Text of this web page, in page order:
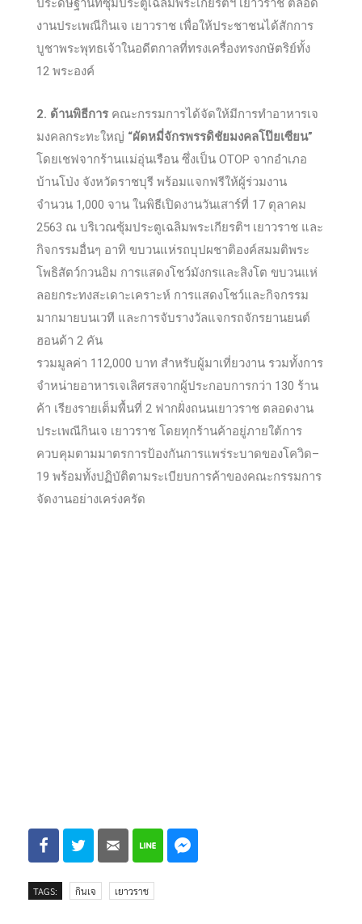
ประดิษฐานที่ซุ้มประตูเฉลิมพระเกียรติฯ เยาวราช ตลอด
งานประเพณีกินเจ เยาวราช เพื่อให้ประชาชนได้สักการ
บูชาพระพุทธเจ้าในอดีตกาลที่ทรงเครื่องทรงกษัตริย์ทั้ง
12 พระองค์
2. ด้านพิธีการคณะกรรมการได้จัดให้มีการทำอาหารเจ
มงคลกระทะใหญ่ “ผัดหมี่จักรพรรดิชัยมงคลโป๊ยเซียน”
โดยเชฟจากร้านแม่อุ่นเรือน ซึ่งเป็น OTOP จากอำเภอ
บ้านโป่ง จังหวัดราชบุรี พร้อมแจกฟรีให้ผู้ร่วมงาน
จำนวน 1,000 จาน ในพิธีเปิดงานวันเสาร์ที่ 17 ตุลาคม
2563 ณ บริเวณซุ้มประตูเฉลิมพระเกียรติฯ เยาวราช และ
กิจกรรมอื่นๆ อาทิ ขบวนแห่รถบุปผชาติองค์สมมติพระ
โพธิสัตว์กวนอิม การแสดงโชว์มังกรและสิงโต ขบวนแห่
ลอยกระทงสะเดาะเคราะห์ การแสดงโชว์และกิจกรรม
มากมายบนเวที และการจับรางวัลแจกรถจักรยานยนต์
ฮอนด้า 2 คัน
รวมมูลค่า 112,000 บาท สำหรับผู้มาเที่ยวงาน รวมทั้งการ
จำหน่ายอาหารเจเลิศรสจากผู้ประกอบการกว่า 130 ร้าน
ค้า เรียงรายเต็มพื้นที่ 2 ฟากฝั่งถนนเยาวราช ตลอดงาน
ประเพณีกินเจ เยาวราช โดยทุกร้านค้าอยู่ภายใต้การ
ควบคุมตามมาตรการป้องกันการแพร่ระบาดของโควิด–
19 พร้อมทั้งปฏิบัติตามระเบียบการค้าของคณะกรรมการ
จัดงานอย่างเคร่งครัด
TAGS: กินเจ เยาวราช